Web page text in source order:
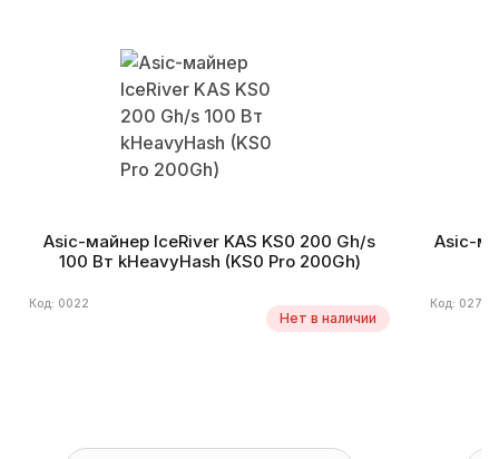
Asic-майнер IceRiver KAS KS0 200 Gh/s
100 Вт kHeavyHash (KS0 Pro 200Gh)
Код: 0022
Нет в наличии
Asic-
Код: 0279